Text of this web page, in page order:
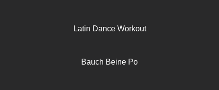
Latin Dance Workout
Bauch Beine Po